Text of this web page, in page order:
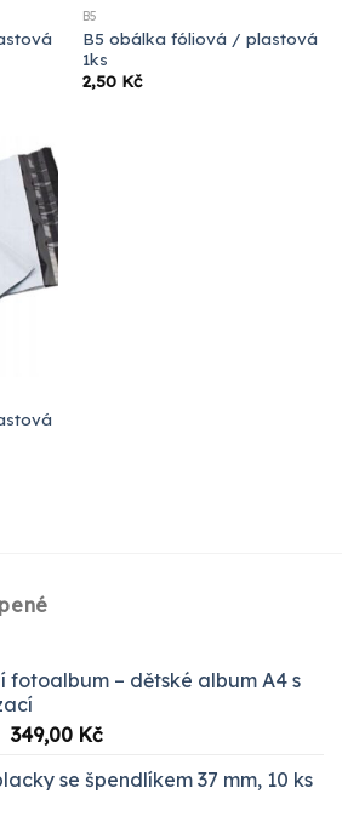
B5
B5 obálka fóliová / plastová
1ks
2,50 Kč
fotoalbum – dětské album A4 s
Původní
byla:
349,00 KčAktuální
je:
se špendlíkem 37 mm, 10 ks